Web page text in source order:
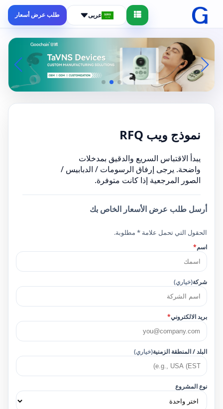
عربى طلب عرض أسعار
نموذج ويب RFQ
يبدأ الاقتباس السريع والدقيق بمدخلات
واضحة. يرجى إرفاق الرسومات / الدبابيس /
الصور المرجعية إذا كانت متوفرة.
أرسل طلب عرض الأسعار الخاص بك
الحقول التي تحمل علامة * مطلوبة.
اسم*
شركة(خياري)
بريد الالكتروني*
البلد / المنطقة الزمنية(خياري)
نوع المشروع